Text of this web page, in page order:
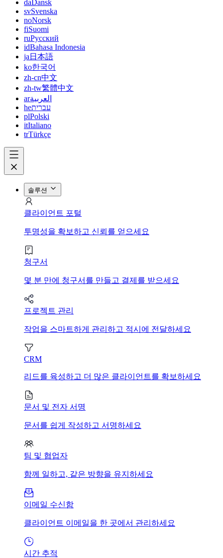
da Dansk
svSvenska
noNorsk
fiSuomi
ruРусский
idBahasa Indonesia
ja 日本語
ko한국어
zh-cn中文
zh-tw繁體中文
arالعربية
heעברית
plPolski
itItaliano
trTürkçe
솔루션
클라이언트 포털
투명성을 확보하고 신뢰를 얻으세요
청구서
몇 분 만에 청구서를 만들고 결제를 받으세요
프로젝트 관리
작업을 스마트하게 관리하고 적시에 전달하세요
CRM
리드를 육성하고 더 많은 클라이언트를 확보하세요
문서 및 전자 서명
문서를 쉽게 작성하고 서명하세요
팀 및 협업자
함께 일하고, 같은 방향을 유지하세요
이메일 수신함
클라이언트 이메일을 한 곳에서 관리하세요
시간 추적